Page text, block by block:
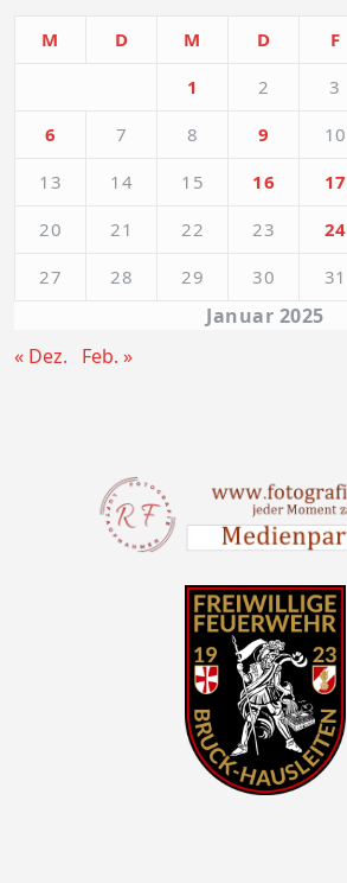
Januar 2025
M D M D F
1
2 3
6
7 8 9 10
13
14 15 16 17
20
21 22 23 24
27
28 29 30 31
« Dez. Feb. »